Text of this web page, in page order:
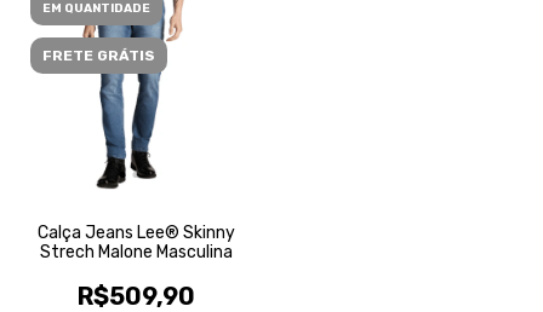
EM QUANTIDADE
FRETE GRÁTIS
Calça Jeans Lee® Skinny
Strech Malone Masculina
R$509,90